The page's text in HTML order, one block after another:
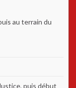
au terrain du
puis début